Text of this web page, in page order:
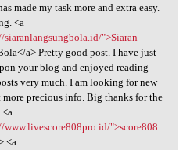
made my task more and extra easy.
<a
">Siaran
a> Pretty good post. I have just
your blog and enjoyed reading
very much. I am looking for new
more precious info. Big thanks for the
">score808
<a